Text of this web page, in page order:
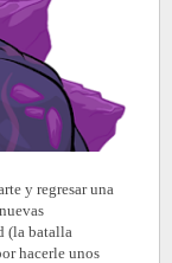
y regresar una
(la batalla
hacerle unos